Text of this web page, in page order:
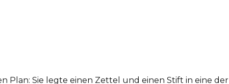
Plan: Sie legte einen Zettel und einen Stift in eine der